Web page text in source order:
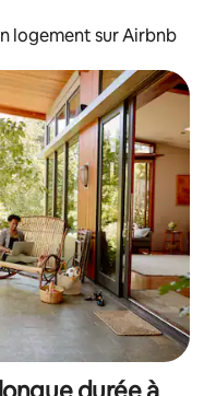
logement sur Airbnb